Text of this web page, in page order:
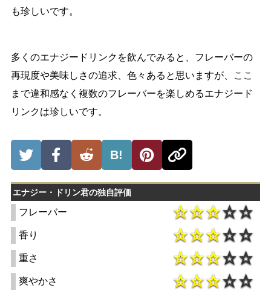
も珍しいです。
多くのエナジードリンクを飲んでみると、フレーバーの
再現度や美味しさの追求、色々あると思いますが、ここ
まで違和感なく複数のフレーバーを楽しめるエナジード
リンクは珍しいです。
B!
エナジー・ドリン君の独自評価
フレーバー
香り
重さ
爽やかさ